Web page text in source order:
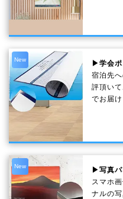
New
▶学会
宿泊先
評頂い
でお届け
New
▶写真
スマホ
ナルの